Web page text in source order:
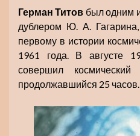
Герман Титов был одним
дублером Ю. А.
первому в истории
1961 года. В августе
совершил космический
продолжавшийся 25 часов.